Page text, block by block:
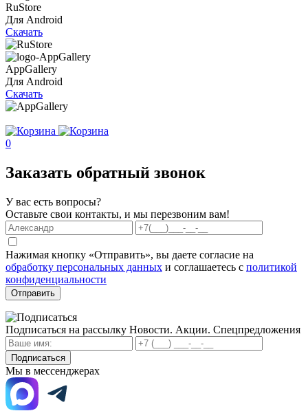
RuStore
Для Android
Скачать
AppGallery
Для Android
Скачать
0
Заказать обратный звонок
У вас есть вопросы?
Оставьте свои контакты, и мы перезвоним вам!
Нажимая кнопку «Отправить», вы даете согласие на
обработку персональных данных и соглашаетесь с политикой
конфиденциальности
Отправить
Подписаться на рассылку Новости. Акции. Спецпредложения
Подписаться
Мы в мессенджерах